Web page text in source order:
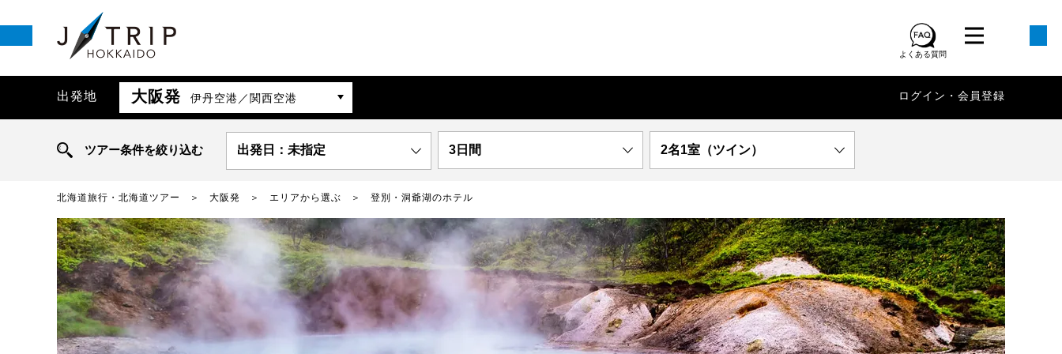
よくある質問
出発地 大阪発 伊丹空港／関西空港 ログイン・会員登録
ツアー条件を絞り込む 出発日：未指定 3日間 2名1室（ツイン）
北海道旅行・北海道ツアー 大阪発 エリアから選ぶ 登別・洞爺湖のホテル